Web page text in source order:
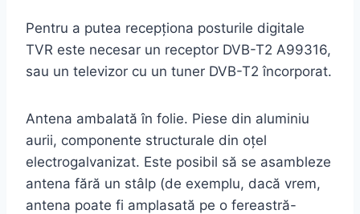
Pentru a putea recepționa posturile digitale
TVR este necesar un receptor DVB-T2 A99316,
sau un televizor cu un tuner DVB-T2 încorporat.
Antena ambalată în folie. Piese din aluminiu
aurii, componente structurale din oţel
electrogalvanizat. Este posibil să se asambleze
antena fără un stâlp (de exemplu, dacă vrem,
antena poate fi amplasată pe o fereastră-